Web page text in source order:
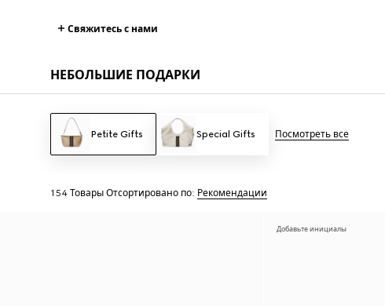
Свяжитесь с нами
НЕБОЛЬШИЕ ПОДАРКИ
Petite Gifts Special Gifts Посмотреть все
154 Товары Отсортировано по: Рекомендации
Добавьте инициалы